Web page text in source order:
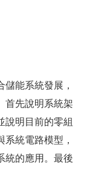
能系統發展，
首先說明系統架
說明目前的零組
統電路模型，
統的應用。最後